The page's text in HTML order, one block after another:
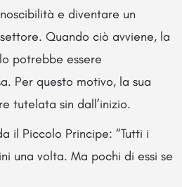
e diventare un
Quando ciò avviene, la
potrebbe essere
Per questo motivo, la sua
tutelata sin dall’inizio.
il Piccolo Principe: “Tutti i
una volta. Ma pochi di essi se